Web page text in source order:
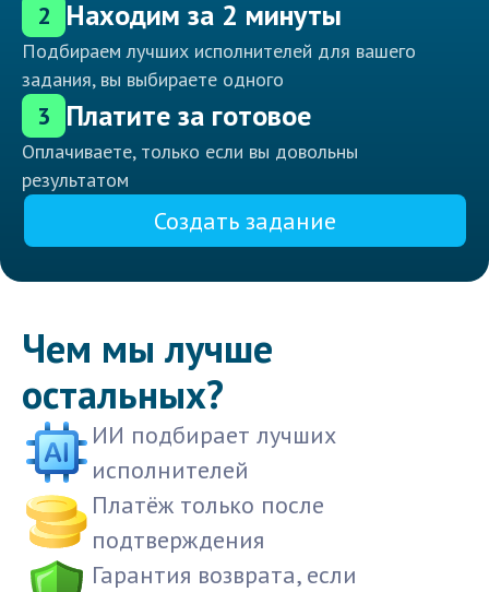
2 Находим за 2 минуты
Подбираем лучших исполнителей для вашего
задания, вы выбираете одного
3 Платите за готовое
Оплачиваете, только если вы довольны
результатом
Создать задание
Чем мы лучше
остальных?
ИИ подбирает лучших
исполнителей
Платёж только после
подтверждения
Гарантия возврата, если